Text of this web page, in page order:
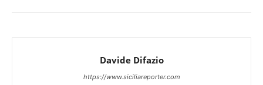
Davide Difazio
https://www.siciliareporter.com